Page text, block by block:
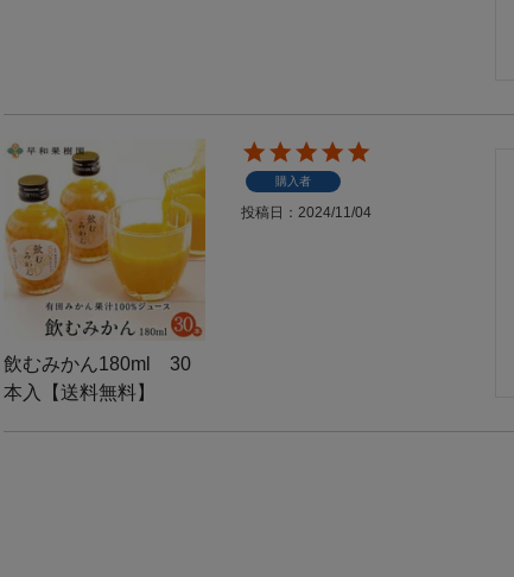
飲むみかん180ml 30
本入【送料無料】
購入者
投稿日 2024/11/04